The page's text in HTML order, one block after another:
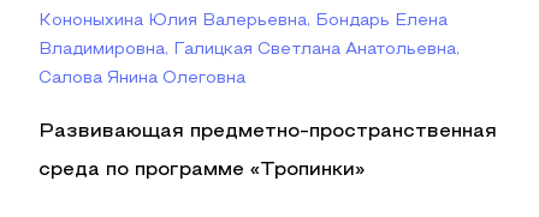
Кононыхина Юлия Валерьевна, Бондарь Елена
Владимировна, Галицкая Светлана Анатольевна,
Салова Янина Олеговна
Развивающая предметно-пространственная
среда по программе «Тропинки»